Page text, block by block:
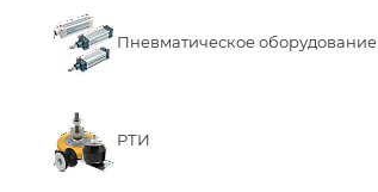
Пневматическое оборудование
РТИ